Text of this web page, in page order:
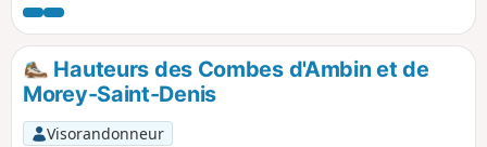
Musigny.
Hauteurs des Combes d'Ambin et de
Morey-Saint-Denis
Visorandonneur